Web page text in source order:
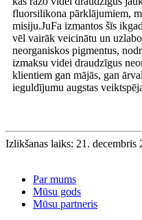
fluorsilikona pārklājumiem,
misiju.JuFa izmantos šīs
vēl vairāk veicinātu un
neorganiskos pigmentus,
izmaksu videi draudzīgus
klientiem gan mājās, gan
ieguldījumu augstas
Izlikšanas laiks: 21. decembris
Par mums
Mūsu gods
Mūsu partneris